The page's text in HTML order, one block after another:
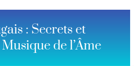
: Secrets et
de l’Âme